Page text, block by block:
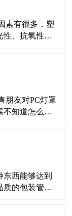
物流性能，
素有很多，塑
性、抗氧性、
后才可选
物流性能，
朋友对PC灯罩
不知道怎么去
产之前，我们
所需要的P
西能够达到
质的包装管打